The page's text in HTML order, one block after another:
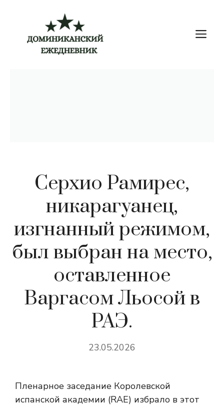
содержимому
Серхио Рамирес,
никарагуанец,
изгнанный режимом,
был выбран на место,
оставленное
Варгасом Льосой в
РАЭ.
23.05.2026
Пленарное заседание Королевской
испанской академии (RAE) избрало в этот